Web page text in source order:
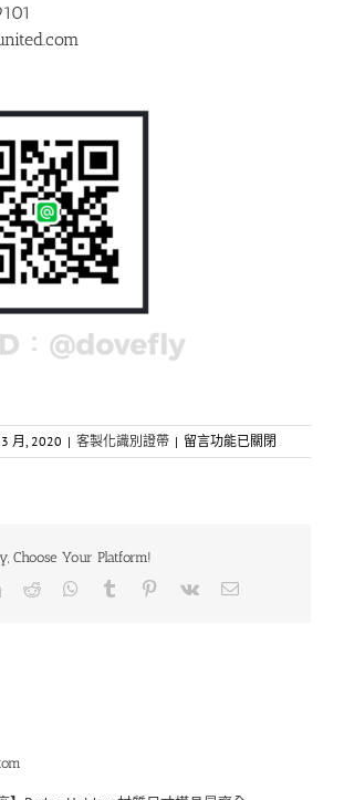
月, 2020 | 客製化識別證帶 | 在
〈金
證
留言功能已關閉
Choose Your Platform!
LinkedIn
Reddit Whatsapp
Tumblr Pinterest
Vk Email